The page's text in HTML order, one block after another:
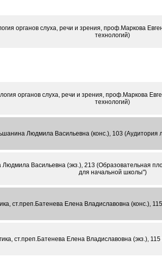
органов слуха, речи и зрения, проф.Маркова
технологий)
органов слуха, речи и зрения, проф.Маркова
технологий)
Людмила Васильевна (конс.), 103 (Аудитория
Васильевна (экз.), 213 (Образовательная
для начальной школы")
ст.преп.Батенева Елена Владиславовна (конс.),
ст.преп.Батенева Елена Владиславовна (экз.),